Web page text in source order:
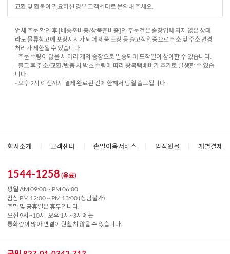
교환 및 환불이 필요하신 경우 고객센터로 문의해 주세요.
업체 주문 확인 후 [배송준비중/상품준비중]인 주문건은 송장입력 되지 않은 상태
라도 물류창고에 포장지시가 되어 제품 포장 등 출고작업중으로 취소 및 주소 변경
처리가 제한될 수 있습니다.
- 주문 수량이 많을 시 여러 개의 송장으로 발송되어 도착일이 상이할 수 있습니다.
- 출고 후 취소/교환/반품 시 박스 수량에 따라 왕복택배비가 추가로 발생할 수 있습
니다.
- 오후 2시 이전까지 결제 완료된 건에 한해서 당일 출고됩니다.
회사소개 고객센터 손말이음서비스 임직원몰 개별결제
1544-1258 (유료)
평일 AM 09:00 ~ PM 06:00
점심 PM 12:00 ~ PM 13:00 (상담불가)
주말 및 공휴일은 휴무입니다.
오전 9시~10시, 오후 1시~3시에는
통화량이 많아 연결이 원활치 않을 수 있습니다.